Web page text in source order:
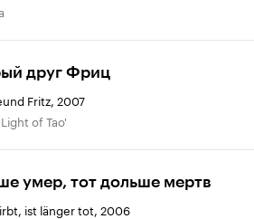
друг Фриц
Fritz, 2007
of Tao'
умер, тот дольше мертв
ist länger tot, 2006